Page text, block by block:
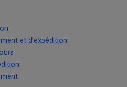
et d’expédition